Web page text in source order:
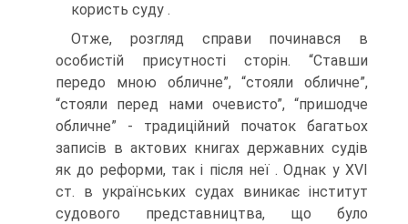
користь суду .
Отже, розгляд справи починався в
особистій присутності сторін. “Ставши
передо мною обличне”, “стояли обличне”,
“стояли перед нами очевисто”, “пришодче
обличне” - традиційний початок багатьох
записів в актових книгах державних судів
як до реформи, так і після неї . Однак у XVI
ст. в українських судах виникає інститут
судового представництва, що було